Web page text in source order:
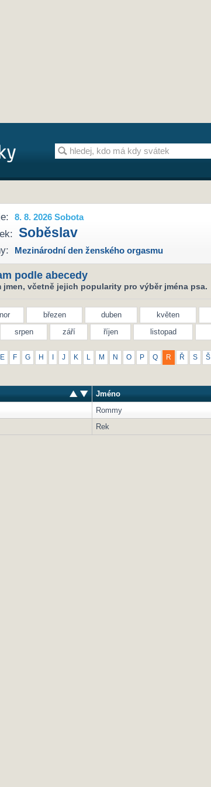
8. 8. 2026 Sobota
Soběslav
Mezinárodní den ženského orgasmu
podle abecedy
jmen, včetně jejich popularity pro výběr jména psa.
březen duben květen
srpen září říjen listopad
E F G H J K M N O P Q R Ř S Š
Jméno
Rommy
Rek